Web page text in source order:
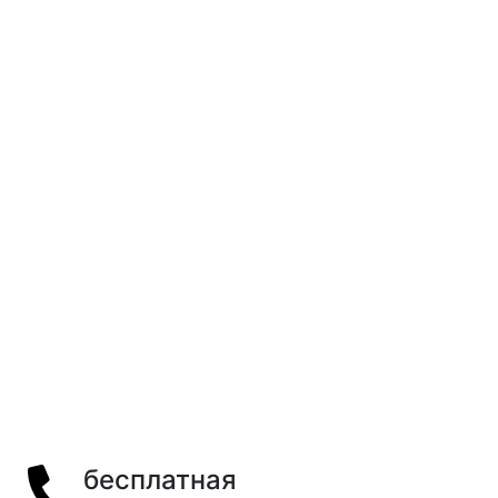
бесплатная